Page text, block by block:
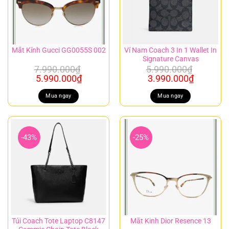
Mắt Kính Gucci GG0055S 002
7.990.000₫
Giá
gốc
là:
7.990.000₫.
5.990.000₫Giá
là:
5.990.000₫.
Mua ngay
Ví Nam Coach 3 In 1 Wallet In
Signature Canvas
5.990.000₫
Giá
gốc
là:
5.990.000₫.
3.990.000₫Giá
là:
Mua ngay
-43%
Túi Coach Tote Laptop C8147
-25%
Mắt Kinh Dior Resence 13